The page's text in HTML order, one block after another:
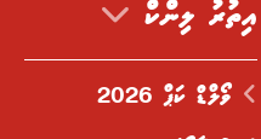
އިތުރު ލިންކް
ވޯލްޑް ކަޕް 2026